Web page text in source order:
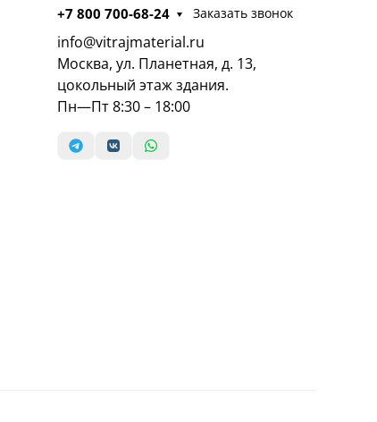
+7 800 700-68-24 Заказать звонок
info@vitrajmaterial.ru
Москва, ул. Планетная, д. 13,
цокольный этаж здания.
Пн—Пт 8:30 – 18:00